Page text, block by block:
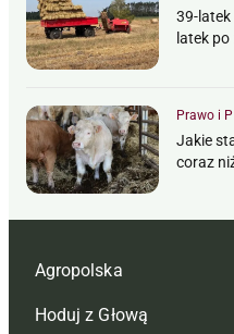
39-latek
latek
Prawo i
Jakie
coraz
Agropolska
Redakcja
Hoduj z Głową